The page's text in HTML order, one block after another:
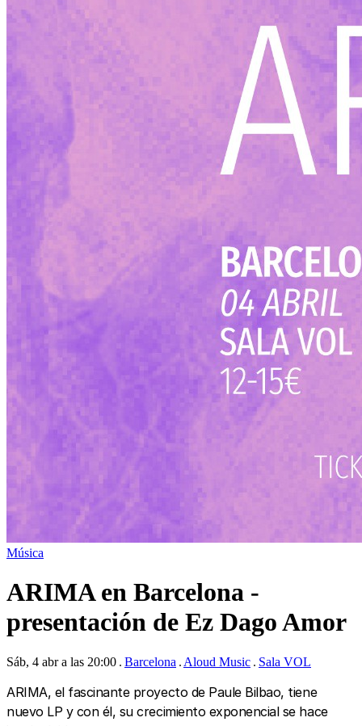
Música
ARIMA en Barcelona -
presentación de Ez Dago Amor
Sáb, 4 abr a las 20:00 Barcelona Aloud Music Sala VOL
ARIMA, el fascinante proyecto de Paule Bilbao, tiene
nuevo LP y con él, su crecimiento exponencial se hace